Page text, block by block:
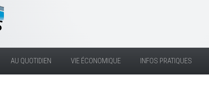
AU QUOTIDIEN VIE ÉCONOMIQUE INFOS PRATIQUES